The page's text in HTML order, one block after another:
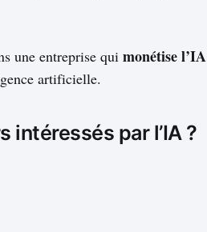
une entreprise qui monétise l’IA
artificielle.
par l’IA ?